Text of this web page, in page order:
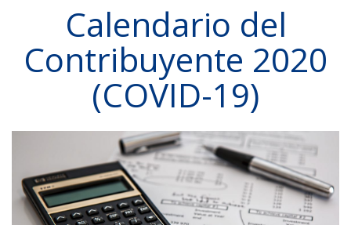
Calendario del
Contribuyente 2020
(COVID-19)